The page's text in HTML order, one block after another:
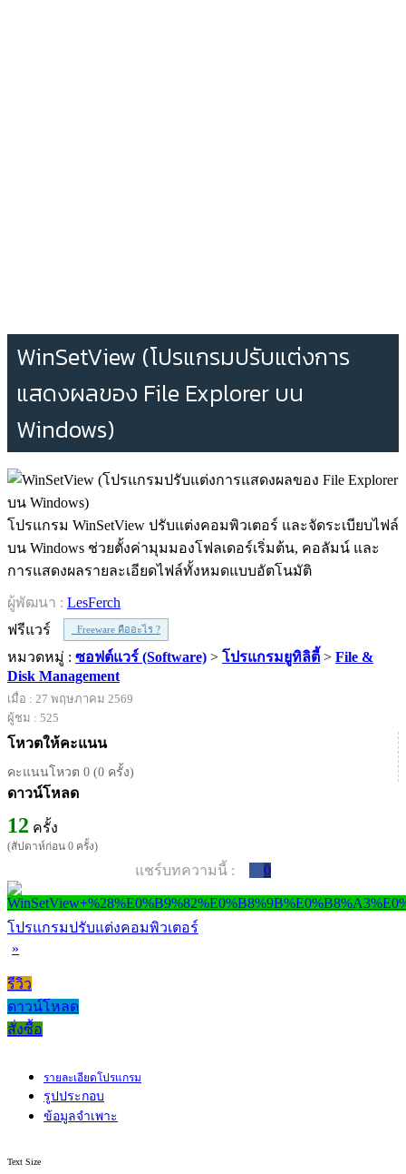
WinSetView (โปรแกรมปรับแต่งการ
แสดงผลของ File Explorer บน
Windows)
โปรแกรม WinSetView ปรับแต่งคอมพิวเตอร์ และจัดระเบียบไฟล์
บน Windows ช่วยตั้งค่ามุมมองโฟลเดอร์เริ่มต้น, คอลัมน์ และ
การแสดงผลรายละเอียดไฟล์ทั้งหมดแบบอัตโนมัติ
ผู้พัฒนา : LesFerch
ฟรีแวร์
Freeware คืออะไร ?
หมวดหมู่ : ซอฟต์แวร์ (Software) > โปรแกรมยูทิลิตี้ > File &
Disk Management
เมื่อ : 27 พฤษภาคม 2569
ผู้ชม : 525
โหวตให้คะแนน
คะแนนโหวต 0 (0 ครั้ง)
ดาวน์โหลด
12 ครั้ง
(สัปดาห์ก่อน 0 ครั้ง)
แชร์บทความนี้ : 0
โปรแกรมปรับแต่งคอมพิวเตอร์
»
รีวิว
ดาวน์โหลด
สั่งซื้อ
รายละเอียดโปรแกรม
รูปประกอบ
ข้อมูลจำเพาะ
Text Size